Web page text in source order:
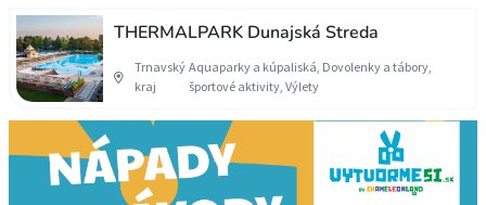
THERMALPARK Dunajská Streda
Trnavský
kraj
Aquaparky a kúpaliská, Dovolenky a tábory,
športové aktivity, Výlety